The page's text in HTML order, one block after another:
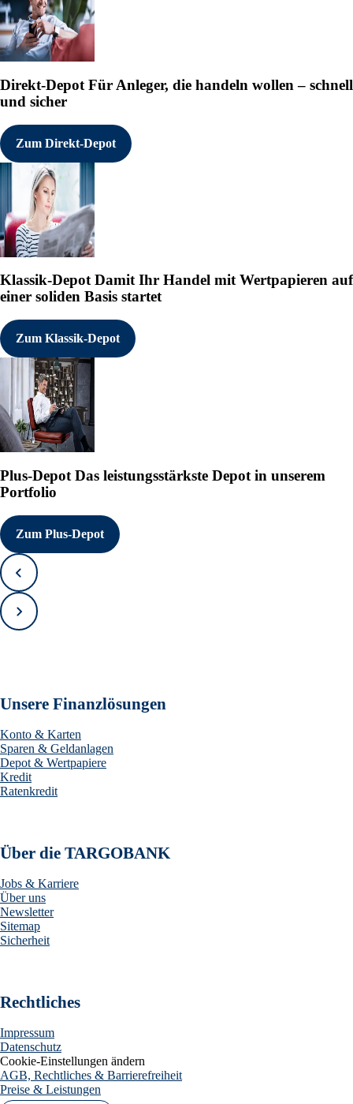
Direkt-Depot Für Anleger, die handeln wollen – schnell
und sicher
Zum Direkt-Depot
Klassik-DepotDamit Ihr Handel mit Wertpapieren auf
einer soliden Basis startet
Zum Klassik-Depot
Plus-Depot Das leistungsstärkste Depot in unserem
Portfolio
Zum Plus-Depot
Zurück
Vorwärts
Unsere Finanzlösungen
Konto & Karten
Sparen & Geldanlagen
Depot & Wertpapiere
Kredit
Ratenkredit
Über die TARGOBANK
Jobs & Karriere
Über uns
Newsletter
Sitemap
Sicherheit
Rechtliches
Impressum
Datenschutz
Cookie-Einstellungen ändern
AGB, Rechtliches & Barrierefreiheit
Preise & Leistungen